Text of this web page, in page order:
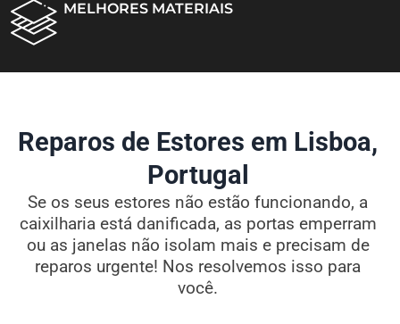
MELHORES MATERIAIS
Reparos de Estores em Lisboa,
Portugal
Se os seus estores não estão funcionando, a
caixilharia está danificada, as portas emperram
ou as janelas não isolam mais e precisam de
reparos urgente! Nos resolvemos isso para
você.